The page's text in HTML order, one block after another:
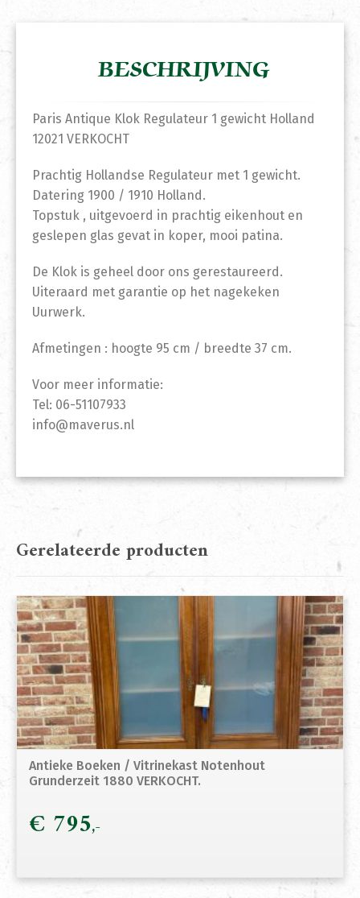
BESCHRIJVING
Paris Antique Klok Regulateur 1 gewicht Holland
12021 VERKOCHT
Prachtig Hollandse Regulateur met 1 gewicht.
Datering 1900 / 1910 Holland.
Topstuk , uitgevoerd in prachtig eikenhout en
geslepen glas gevat in koper, mooi patina.
De Klok is geheel door ons gerestaureerd.
Uiteraard met garantie op het nagekeken
Uurwerk.
Afmetingen : hoogte 95 cm / breedte 37 cm.
Voor meer informatie:
Tel: 06-51107933
info@maverus.nl
Gerelateerde producten
Antieke Boeken / Vitrinekast Notenhout
Grunderzeit 1880 VERKOCHT.
€ 795